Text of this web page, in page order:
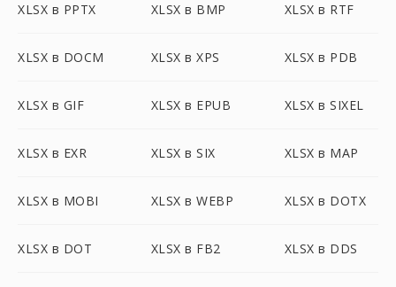
XLSX в PPTX XLSX в BMP XLSX в RTF
XLSX в DOCM XLSX в XPS XLSX в PDB
XLSX в GIF XLSX в EPUB XLSX в SIXEL
XLSX в EXR XLSX в SIX XLSX в MAP
XLSX в MOBI XLSX в WEBP XLSX в DOTX
XLSX в DOT XLSX в FB2 XLSX в DDS